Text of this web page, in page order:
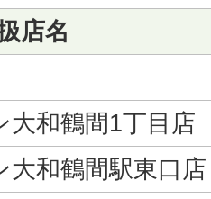
店名
和鶴間1丁目店
和鶴間駅東口店